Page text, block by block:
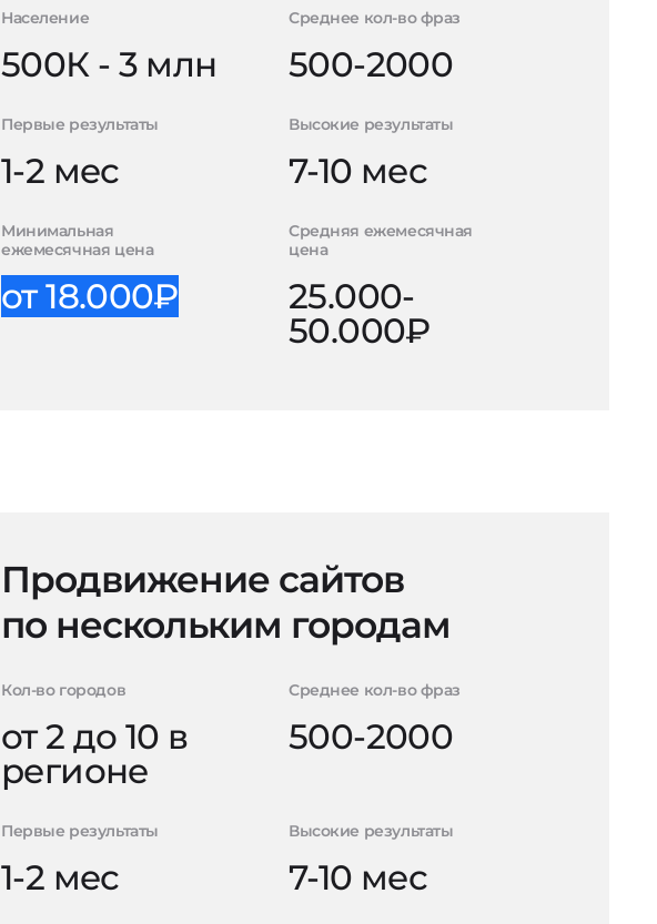
Население
500К - 3 млн
Среднее кол-во фраз
500-2000
Первые результаты
1-2 мес
Высокие результаты
7-10 мес
Минимальная
ежемесячная цена
от 18.000₽
Средняя ежемесячная
цена
25.000-
50.000₽
Продвижение сайтов
по нескольким городам
Кол-во городов
от 2 до 10 в
регионе
Среднее кол-во фраз
500-2000
Первые результаты
1-2 мес
Высокие результаты
7-10 мес